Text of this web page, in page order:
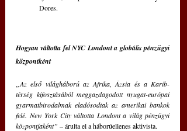
Dores.
Hogyan váltotta fel NYC Londont a globális pénzügyi
központként
„Az első világháború az Afrika, Ázsia és a Karib-
térség kifosztásából meggazdagodott nyugat-európai
gyarmatbirodalmak eladósodtak az amerikai bankok
felé. New York City váltotta Londont a világ pénzügyi
központjaként” – árulta el a háborúellenes aktivista.